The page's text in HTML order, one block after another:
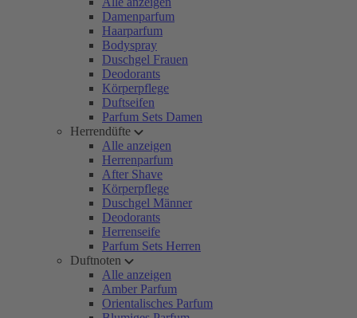
Damenparfum
Haarparfum
Bodyspray
Duschgel Frauen
Deodorants
Körperpflege
Duftseifen
Parfum Sets Damen
Herrendüfte
Alle anzeigen
Herrenparfum
After Shave
Körperpflege
Duschgel Männer
Deodorants
Herrenseife
Parfum Sets Herren
Duftnoten
Alle anzeigen
Amber Parfum
Orientalisches Parfum